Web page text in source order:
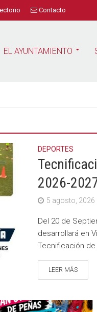
Contacto
EL AYUNTAMIENTO
DEPORTES
2026-
5 agosto, 2026
Del 20 de
desarrollará en
Tecnificación
LEER MÁS